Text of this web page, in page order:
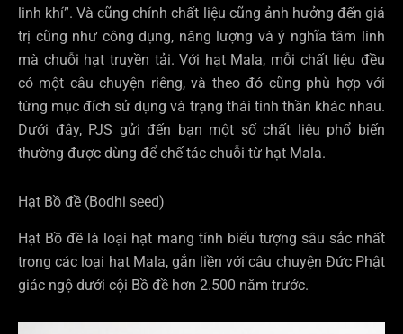
linh khí”. Và cũng chính chất liệu cũng ảnh hưởng đến giá
trị cũng như công dụng, năng lượng và ý nghĩa tâm linh
mà chuỗi hạt truyền tải. Với hạt Mala, mỗi chất liệu đều
có một câu chuyện riêng, và theo đó cũng phù hợp với
từng mục đích sử dụng và trạng thái tinh thần khác nhau.
Dưới đây, PJS gửi đến bạn một số chất liệu phổ biến
thường được dùng để chế tác chuỗi từ hạt Mala.
Hạt Bồ đề (Bodhi seed)
Hạt Bồ đề là loại hạt mang tính biểu tượng sâu sắc nhất
trong các loại hạt Mala, gắn liền với câu chuyện Đức Phật
giác ngộ dưới cội Bồ đề hơn 2.500 năm trước.